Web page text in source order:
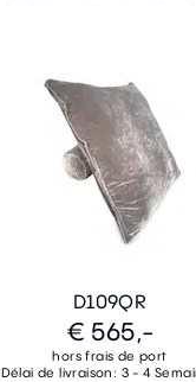
D109QR
€ 565,-
hors frais de port
Délai de livraison: 3 - 4